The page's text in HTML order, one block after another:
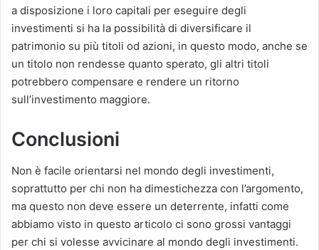
a disposizione i loro capitali per eseguire degli
investimenti si ha la possibilità di diversificare il
patrimonio su più titoli od azioni, in questo modo, anche se
un titolo non rendesse quanto sperato, gli altri titoli
potrebbero compensare e rendere un ritorno
sull’investimento maggiore.
Conclusioni
Non è facile orientarsi nel mondo degli investimenti,
soprattutto per chi non ha dimestichezza con l’argomento,
ma questo non deve essere un deterrente, infatti come
abbiamo visto in questo articolo ci sono grossi vantaggi
per chi si volesse avvicinare al mondo degli investimenti.